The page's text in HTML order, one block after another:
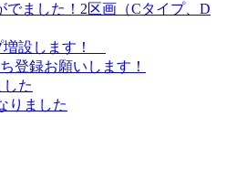
でました！2区画（Cタイプ、D
増設します！
登録お願いします！
た
りました